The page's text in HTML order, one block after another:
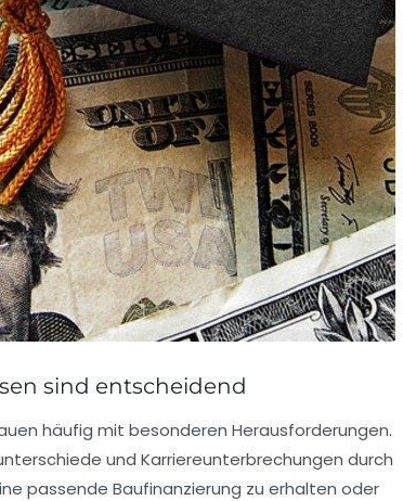
sind entscheidend
häufig mit besonderen Herausforderungen.
und Karriereunterbrechungen durch
passende Baufinanzierung zu erhalten oder